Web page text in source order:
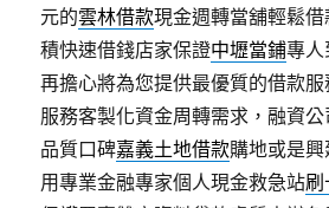
元的雲林借款現金週轉當舖輕鬆
積快速借錢店家保證中壢當鋪專
再擔心將為您提供最優質的借款服
服務客製化資金周轉需求，融資
品質口碑嘉義土地借款購地或是
用專業金融專家個人現金救急站